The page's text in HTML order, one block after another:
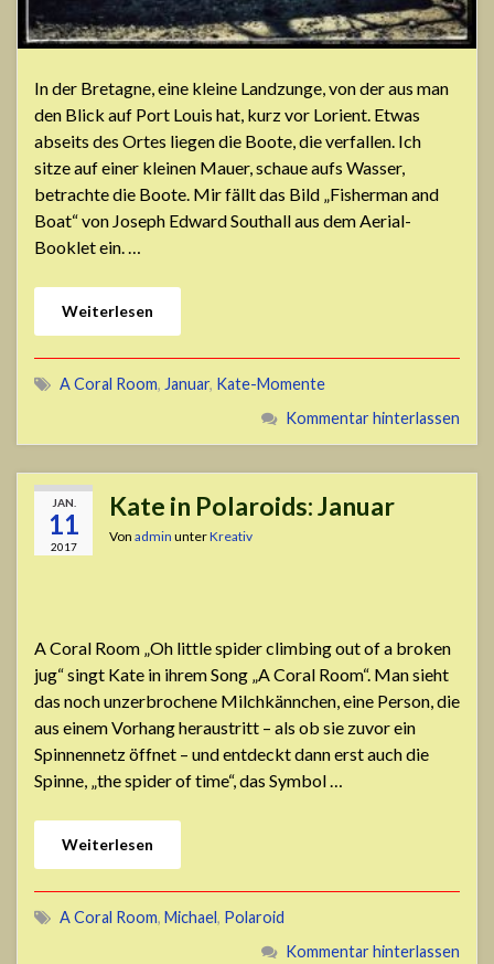
In der Bretagne, eine kleine Landzunge, von der aus man
den Blick auf Port Louis hat, kurz vor Lorient. Etwas
abseits des Ortes liegen die Boote, die verfallen. Ich
sitze auf einer kleinen Mauer, schaue aufs Wasser,
betrachte die Boote. Mir fällt das Bild „Fisherman and
Boat“ von Joseph Edward Southall aus dem Aerial-
Booklet ein. …
Weiterlesen
A Coral Room, Januar, Kate-Momente
Kommentar hinterlassen
JAN.
11
2017
Kate in Polaroids: Januar
Von admin unterKreativ
A Coral Room „Oh little spider climbing out of a broken
jug“ singt Kate in ihrem Song „A Coral Room“. Man sieht
das noch unzerbrochene Milchkännchen, eine Person, die
aus einem Vorhang heraustritt – als ob sie zuvor ein
Spinnennetz öffnet – und entdeckt dann erst auch die
Spinne, „the spider of time“, das Symbol …
Weiterlesen
A Coral Room, Michael, Polaroid
Kommentar hinterlassen